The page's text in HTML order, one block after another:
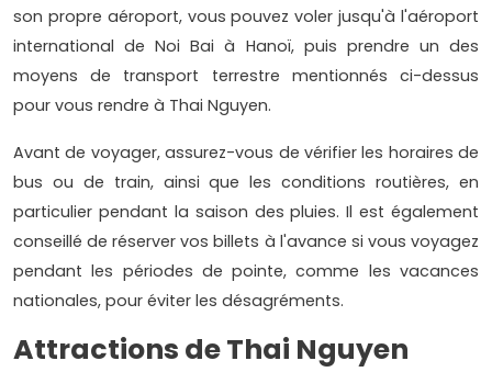
son propre aéroport, vous pouvez voler jusqu'à l'aéroport
international de Noi Bai à Hanoï, puis prendre un des
moyens de transport terrestre mentionnés ci-dessus
pour vous rendre à Thai Nguyen.
Avant de voyager, assurez-vous de vérifier les horaires de
bus ou de train, ainsi que les conditions routières, en
particulier pendant la saison des pluies. Il est également
conseillé de réserver vos billets à l'avance si vous voyagez
pendant les périodes de pointe, comme les vacances
nationales, pour éviter les désagréments.
Attractions de Thai Nguyen